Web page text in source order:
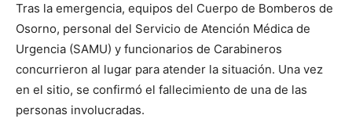
Tras la emergencia, equipos del Cuerpo de Bomberos de
Osorno, personal del Servicio de Atención Médica de
Urgencia (SAMU) y funcionarios de Carabineros
concurrieron al lugar para atender la situación. Una vez
en el sitio, se confirmó el fallecimiento de una de las
personas involucradas.